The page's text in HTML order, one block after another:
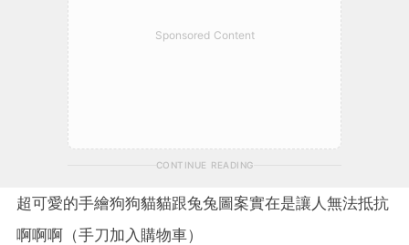
Sponsored Content
CONTINUE READING
超可愛的手繪狗狗貓貓跟兔兔圖案實在是讓人無法抵抗
啊啊啊（手刀加入購物車）